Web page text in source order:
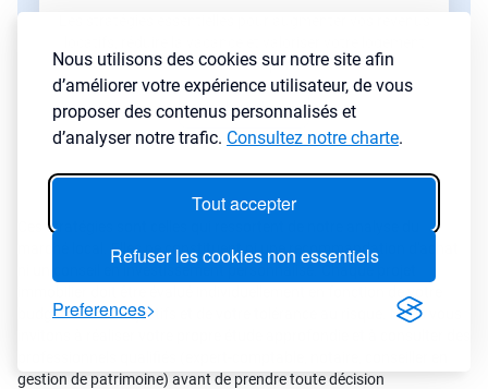
Nous utilisons des cookies sur notre site afin
d’améliorer votre expérience utilisateur, de vous
proposer des contenus personnalisés et
d’analyser notre trafic. Consultez notre charte.
Tout accepter
Refuser les cookies non essentiels
Preferences
sans effort superflu.
Lire l'article→
Ces stratégies sont celles qui ressortent de notre analyse du
marché local. Elles ne constituent ni une recommandation d'achat
budget, de vos objectifs et de votre tolérance au risque. Nous vous
gestion de patrimoine) avant de prendre toute décision